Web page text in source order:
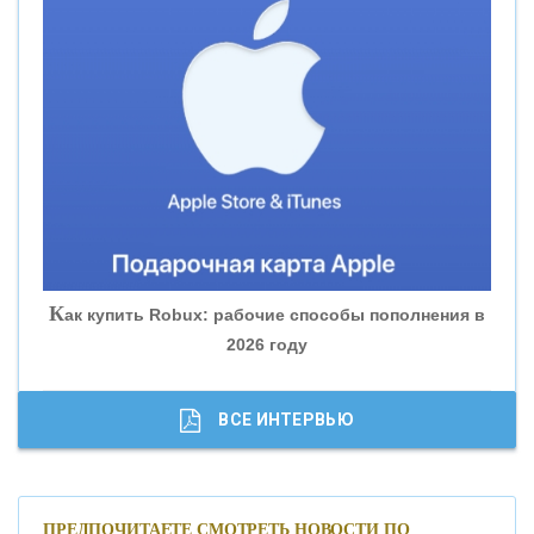
«ВНЕШПРОМБАНК»
«БАНК ГЛОБЭКС»
«СОВКОМБАНК»
«ГАЗПРОМБАНК»
«МОСКОВСКИЙ КРЕДИТНЫЙ БАНК»
Как купить Robux: рабочие способы пополнения в
2026 году
ВСЕ ИНТЕРВЬЮ
ПРЕДПОЧИТАЕТЕ СМОТРЕТЬ НОВОСТИ ПО